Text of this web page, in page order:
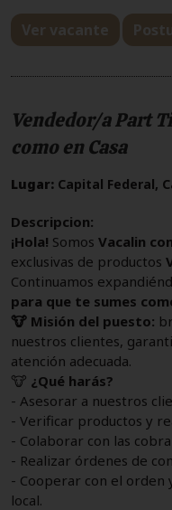
Ver vacante
Vendedor/a Part
como en Casa
Lugar: Capital Federal,
Descripcion:
¡Hola! Somos Vacalin
exclusivas de productos
Continuamos
para que te sumes
🐮 Misión del puesto:
nuestros clientes,
atención adecuada.
🐮 ¿Qué harás?
- Asesorar a nuestros
- Verificar productos y
- Colaborar con las
- Realizar órdenes de
- Cooperar con el
local.